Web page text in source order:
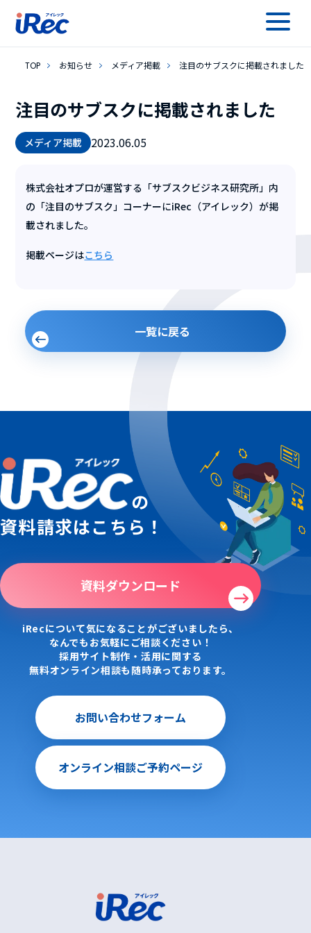
TOP お知らせ メディア掲載 注目のサブスクに掲載されました
注目のサブスクに掲載されました
メディア掲載 2023.06.05
株式会社オプロが運営する「サブスクビジネス研究所」内
の「注目のサブスク」コーナーにiRec（アイレック）が掲
載されました。
掲載ページはこちら
一覧に戻る
の
資料請求はこちら！
資料ダウンロード
iRecについて気になることがございましたら、
なんでもお気軽にご相談ください！
採用サイト制作・活用に関する
無料オンライン相談も随時承っております。
お問い合わせフォーム
オンライン相談ご予約ページ